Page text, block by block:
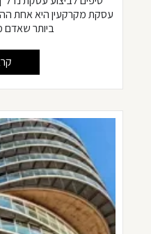
עסקת מקרקעין היא אחת
ביותר שאדם